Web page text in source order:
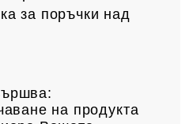
за поръчки над
на продукта